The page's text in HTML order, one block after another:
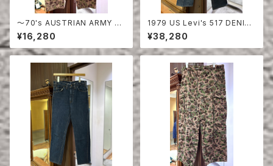
〜70's AUSTRIAN ARMY PE
A DOT CAMO FIERD PANT
S
¥16,280
1979 US Levi's 517 DENIM
PANTS DEAD STOCK
¥38,280